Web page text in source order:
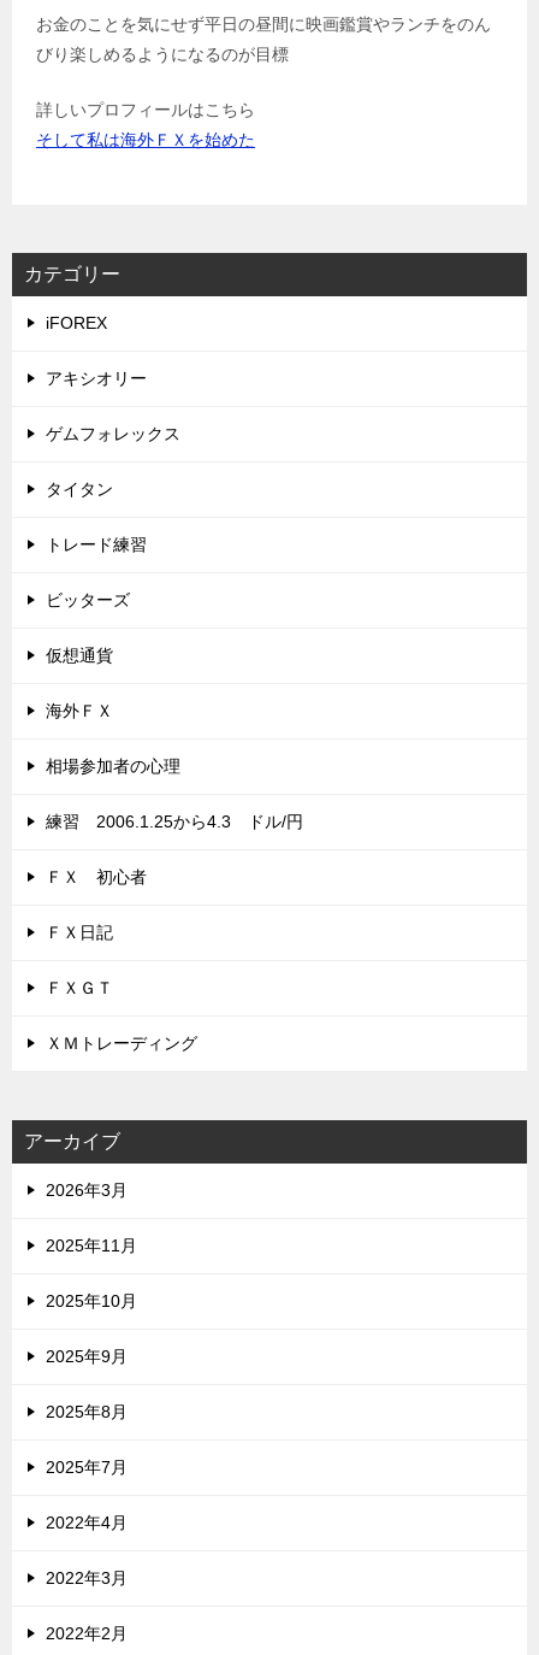
お金のことを気にせず平日の昼間に映画鑑賞やランチをのん
びり楽しめるようになるのが目標
詳しいプロフィールはこちら
そして私は海外ＦＸを始めた
カテゴリー
iFOREX
アキシオリー
ゲムフォレックス
タイタン
トレード練習
ビッターズ
仮想通貨
海外ＦＸ
相場参加者の心理
練習 2006.1.25から4.3 ドル/円
ＦＸ 初心者
ＦＸ日記
ＦＸＧＴ
ＸＭトレーディング
アーカイブ
2026年3月
2025年11月
2025年10月
2025年9月
2025年8月
2025年7月
2022年4月
2022年3月
2022年2月